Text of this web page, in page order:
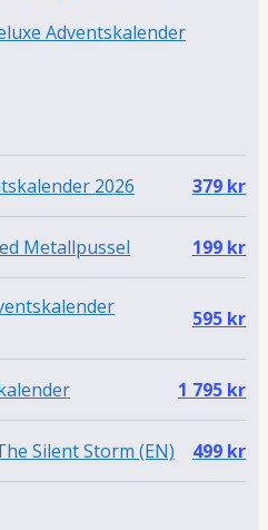
Adventskalender
2026 379 kr
Metallpussel 199 kr
595 kr
1 795 kr
Silent Storm (EN) 499 kr